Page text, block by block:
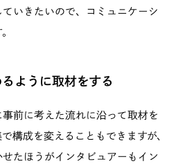
いきたいので、コミュニケーシ
ように取材をする
前に考えた流れに沿って取材を
構成を変えることもできますが、
たほうがインタビュアーもイン